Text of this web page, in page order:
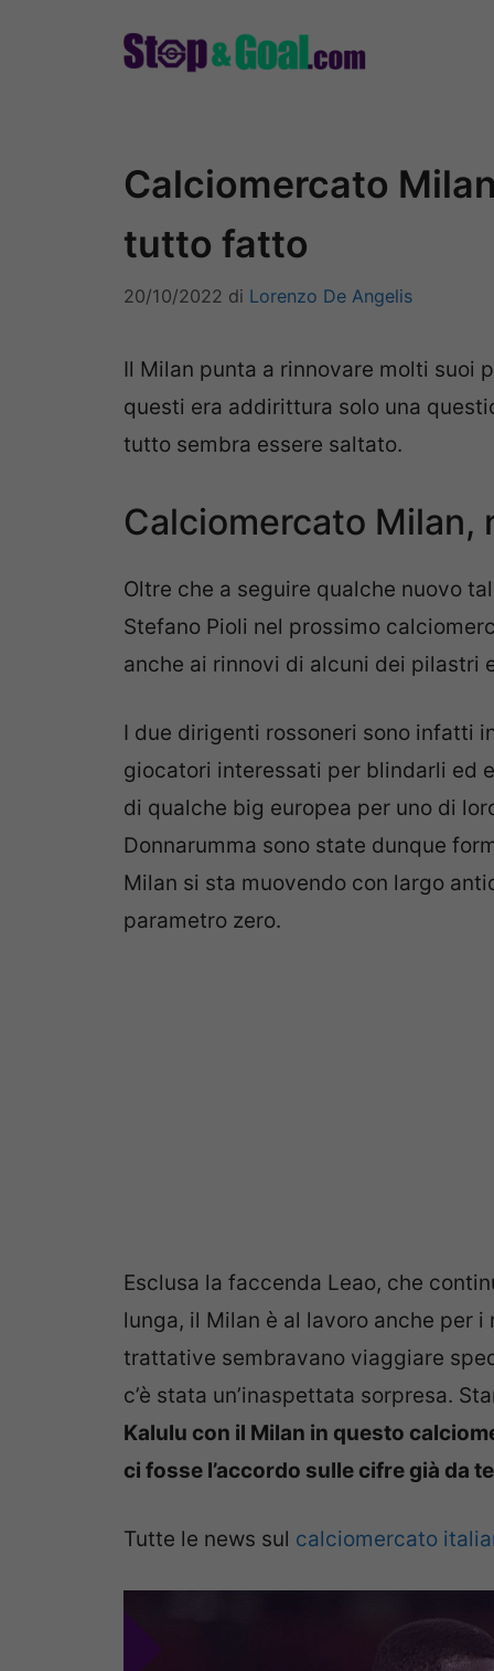
Calciomercato
tutto fatto
20/10/2022 di Lorenzo De Angelis
Il Milan punta a rinnovare molti suoi
questi era addirittura solo una
tutto sembra essere saltato.
Calciomercato Milan,
Oltre che a seguire qualche nuovo
Stefano Pioli nel prossimo
anche ai rinnovi di alcuni dei pilastri
I due dirigenti rossoneri sono infatti
giocatori interessati per blindarli ed
di qualche big europea per uno di
Donnarumma sono state dunque
Milan si sta muovendo con largo
parametro zero.
Esclusa la faccenda Leao, che
lunga, il Milan è al lavoro anche per
trattative sembravano viaggiare
c’è stata un’inaspettata sorpresa.
Kalulu con il Milan in questo
ci fosse l’accordo sulle cifre già da
Tutte le news sul calciomercato